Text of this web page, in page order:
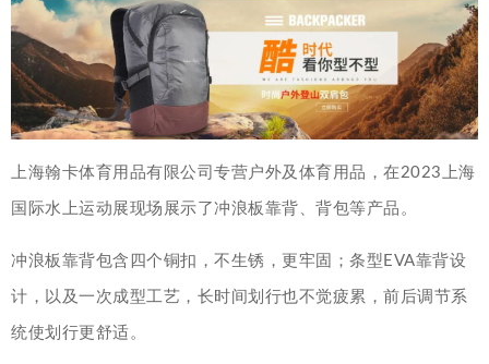
上海翰卡体育用品有限公司专营户外及体育用品，在2023上海
国际水上运动展现场展示了冲浪板靠背、背包等产品。
冲浪板靠背包含四个铜扣，不生锈，更牢固；条型EVA靠背设
计，以及一次成型工艺，长时间划行也不觉疲累，前后调节系
统使划行更舒适。